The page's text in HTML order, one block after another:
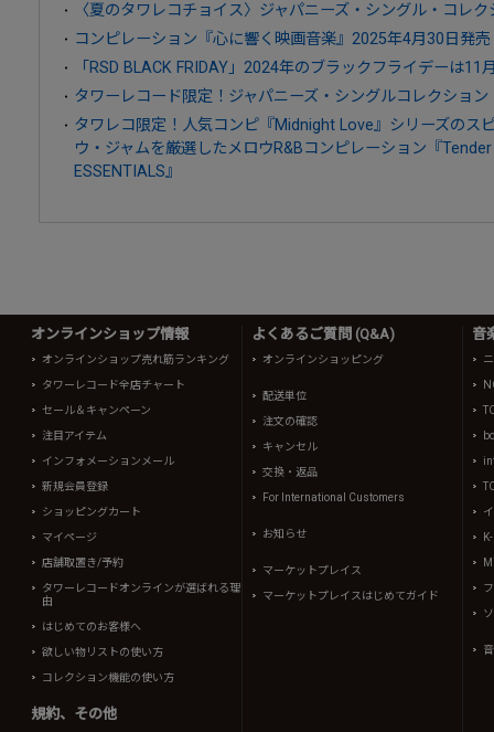
〈夏のタワレコチョイス〉ジャパニーズ・シングル・コレ
コンピレーション『心に響く映画音楽』2025年4月30日発売
「RSD BLACK FRIDAY」2024年のブラックフライデーは11
タワーレコード限定！ジャパニーズ・シングルコレクション
タワレコ限定！人気コンピ『Midnight Love』シリーズのス
ウ・ジャムを厳選したメロウR&Bコンピレーション『
ESSENTIALS』
オンラインショップ情報
オンラインショップ売れ筋ランキング
タワーレコード全店チャート
セール＆キャンペーン
注目アイテム
インフォメーションメール
新規会員登録
ショッピングカート
マイページ
店舗取置き/予約
タワーレコードオンラインが選ばれる理
由
はじめてのお客様へ
欲しい物リストの使い方
コレクション機能の使い方
規約、その他
よくあるご質問 (Q&A)
オンラインショッピング
配送単位
注文の確認
キャンセル
交換・返品
For International Customers
お知らせ
マーケットプレイス
マーケットプレイスはじめてガイド
音